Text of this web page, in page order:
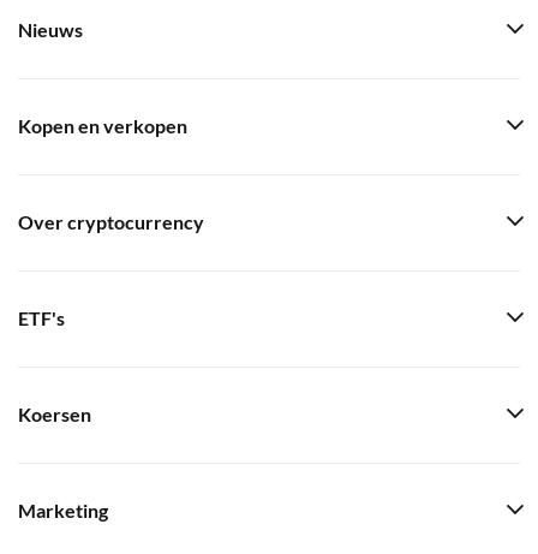
Nieuws
Kopen en verkopen
Over cryptocurrency
ETF's
Koersen
Marketing